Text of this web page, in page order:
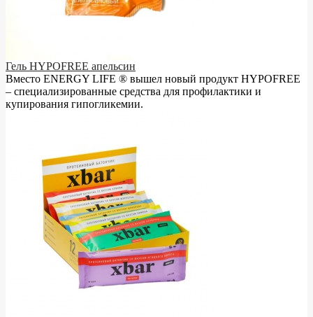
Гель HYPOFREE апельсин
Вместо ENERGY LIFE ® вышел новый продукт HYPOFREE
– cпециализированные средства для профилактики и
купирования гипогликемии.